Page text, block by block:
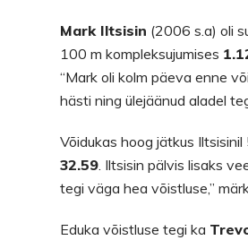
Mark Iltsisin (2006 s.a) oli
100 m kompleksujumises
“Mark oli kolm päeva enne
hästi ning ülejäänud aladel
Võidukas hoog jätkus
32.59. Iltsisin pälvis lisaks
tegi väga hea võistluse,”
Eduka võistluse tegi ka